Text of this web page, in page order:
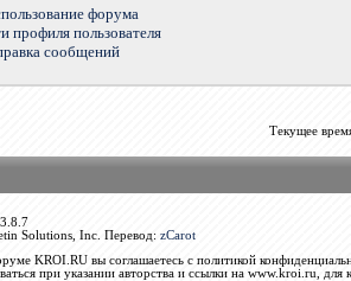
форума
профиля пользователя
сообщений
Текущее
Solutions, Inc. Перевод: zCarot
KROI.RU вы соглашаетесь с политикой
при указании авторства и ссылки на www.kroi.ru, для